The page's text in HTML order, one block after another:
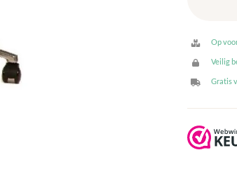
aantal
Op
Veilig
Gratis